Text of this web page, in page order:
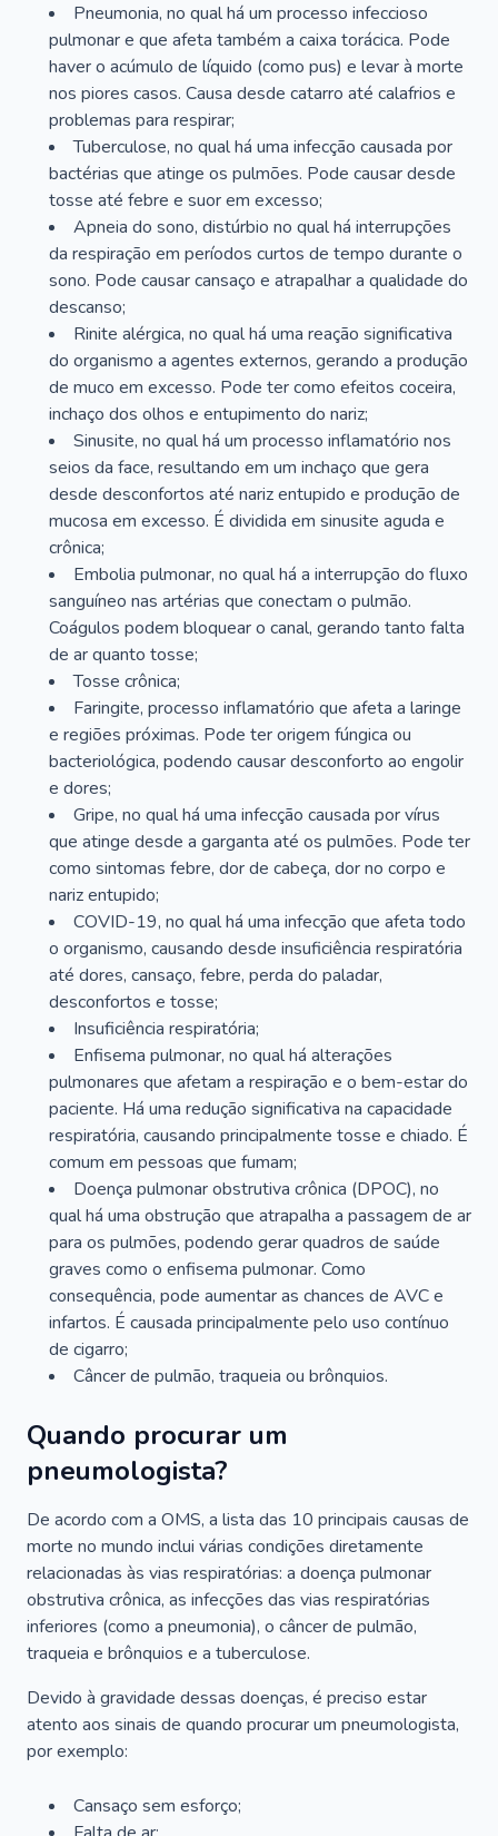
Pneumonia, no qual há um processo infeccioso
pulmonar e que afeta também a caixa torácica. Pode
haver o acúmulo de líquido (como pus) e levar à morte
nos piores casos. Causa desde catarro até calafrios e
problemas para respirar;
Tuberculose, no qual há uma infecção causada por
bactérias que atinge os pulmões. Pode causar desde
tosse até febre e suor em excesso;
Apneia do sono, distúrbio no qual há interrupções
da respiração em períodos curtos de tempo durante o
sono. Pode causar cansaço e atrapalhar a qualidade do
descanso;
Rinite alérgica, no qual há uma reação significativa
do organismo a agentes externos, gerando a produção
de muco em excesso. Pode ter como efeitos coceira,
inchaço dos olhos e entupimento do nariz;
Sinusite, no qual há um processo inflamatório nos
seios da face, resultando em um inchaço que gera
desde desconfortos até nariz entupido e produção de
mucosa em excesso. É dividida em sinusite aguda e
crônica;
Embolia pulmonar, no qual há a interrupção do fluxo
sanguíneo nas artérias que conectam o pulmão.
Coágulos podem bloquear o canal, gerando tanto falta
de ar quanto tosse;
Tosse crônica;
Faringite, processo inflamatório que afeta a laringe
e regiões próximas. Pode ter origem fúngica ou
bacteriológica, podendo causar desconforto ao engolir
e dores;
Gripe, no qual há uma infecção causada por vírus
que atinge desde a garganta até os pulmões. Pode ter
como sintomas febre, dor de cabeça, dor no corpo e
nariz entupido;
COVID-19, no qual há uma infecção que afeta todo
o organismo, causando desde insuficiência respiratória
até dores, cansaço, febre, perda do paladar,
desconfortos e tosse;
Insuficiência respiratória;
Enfisema pulmonar, no qual há alterações
pulmonares que afetam a respiração e o bem-estar do
paciente. Há uma redução significativa na capacidade
respiratória, causando principalmente tosse e chiado. É
comum em pessoas que fumam;
Doença pulmonar obstrutiva crônica (DPOC), no
qual há uma obstrução que atrapalha a passagem de ar
para os pulmões, podendo gerar quadros de saúde
graves como o enfisema pulmonar. Como
consequência, pode aumentar as chances de AVC e
infartos. É causada principalmente pelo uso contínuo
de cigarro;
Câncer de pulmão, traqueia ou brônquios.
Quando procurar um
pneumologista?
De acordo com a OMS, a lista das 10 principais causas de
morte no mundo inclui várias condições diretamente
relacionadas às vias respiratórias: a doença pulmonar
obstrutiva crônica, as infecções das vias respiratórias
inferiores (como a pneumonia), o câncer de pulmão,
traqueia e brônquios e a tuberculose.
Devido à gravidade dessas doenças, é preciso estar
atento aos sinais de quando procurar um pneumologista,
por exemplo:
Cansaço sem esforço;